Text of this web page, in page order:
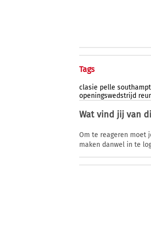
Tags
clasie pelle
openingswedstrijd
Wat vind jij van
Om te reageren moet
maken danwel in te